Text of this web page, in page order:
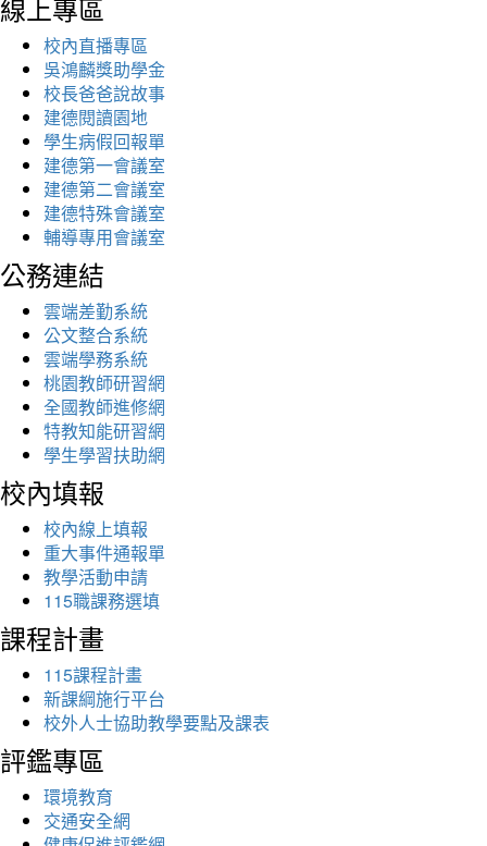
線上專區
校內直播專區
吳鴻麟獎助學金
校長爸爸說故事
建德閱讀園地
學生病假回報單
建德第一會議室
建德第二會議室
建德特殊會議室
輔導專用會議室
公務連結
雲端差勤系統
公文整合系統
雲端學務系統
桃園教師研習網
全國教師進修網
特教知能研習網
學生學習扶助網
校內填報
校內線上填報
重大事件通報單
教學活動申請
115職課務選填
課程計畫
115課程計畫
新課綱施行平台
校外人士協助教學要點及課表
評鑑專區
環境教育
交通安全網